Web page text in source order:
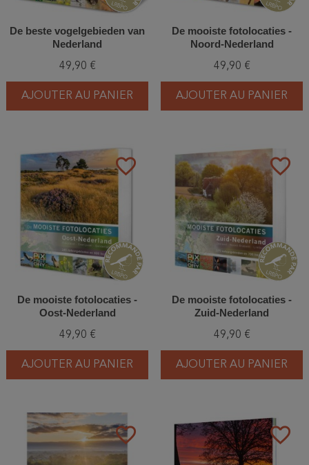
De beste vogelgebieden van
Nederland
49,90 €
AJOUTER AU PANIER
De mooiste fotolocaties -
Noord-Nederland
49,90 €
AJOUTER AU PANIER
favorite_border
De mooiste fotolocaties -
Oost-Nederland
49,90 €
AJOUTER AU PANIER
favorite_border
De mooiste fotolocaties -
Zuid-Nederland
49,90 €
AJOUTER AU PANIER
favorite_border favorite_border